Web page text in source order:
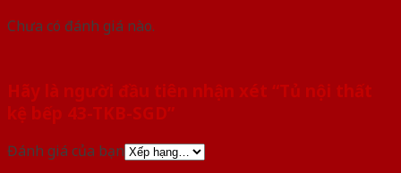
Chưa có đánh giá nào.
Hãy là người đầu tiên nhận xét “Tủ nội thất
kệ bếp 43-TKB-SGD”
Đánh giá của bạn